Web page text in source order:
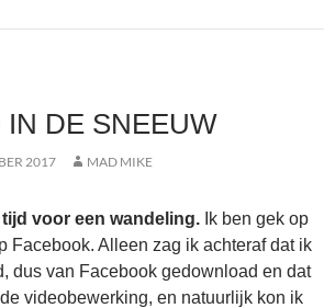
IN DE SNEEUW
2017 MAD MIKE
tijd voor een wandeling. Ik ben gek op
Facebook. Alleen zag ik achteraf dat ik
dus van Facebook gedownload en dat
videobewerking, en natuurlijk kon ik